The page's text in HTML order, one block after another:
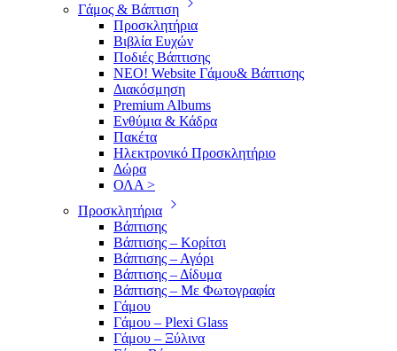
Γάμος & Βάπτιση
Προσκλητήρια
Βιβλία Ευχών
Ποδιές Βάπτισης
ΝΕΟ! Website Γάμου& Βάπτισης
Διακόσμηση
Premium Albums
Ενθύμια & Κάδρα
Πακέτα
Ηλεκτρονικό Προσκλητήριο
Δώρα
ΟΛΑ >
Προσκλητήρια
Βάπτισης
Βάπτισης – Κορίτσι
Βάπτισης – Αγόρι
Βάπτισης – Δίδυμα
Βάπτισης – Με Φωτογραφία
Γάμου
Γάμου – Plexi Glass
Γάμου – Ξύλινα